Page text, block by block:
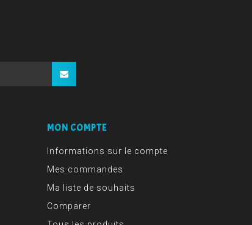
MON COMPTE
Informations sur le compte
Mes commandes
Ma liste de souhaits
Comparer